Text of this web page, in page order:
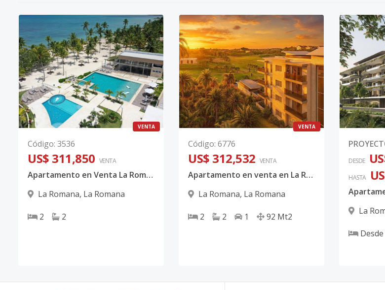
VENTA
Código: 3536
US$ 311,850 VENTA
Apartamento en Venta La Romana de Dos Habitaciones
La Romana, La Romana
2 2
VENTA
Código: 6776
US$ 312,532 VENTA
Apartamento en venta en La Romana
La Romana, La Romana
2 2 1 92 Mt2
DESDE
HASTA
La
Desde